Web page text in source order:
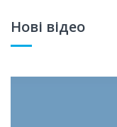
Нові відео